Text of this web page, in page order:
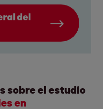
del
sobre el estudio
en